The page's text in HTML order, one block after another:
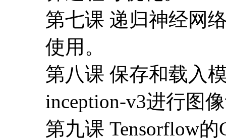
第七课 递归神经网
使用。
第八课 保存和载入
inception-v3进行图
第九课 Tensorflow